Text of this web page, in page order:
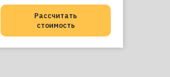
Рассчитать
стоимость